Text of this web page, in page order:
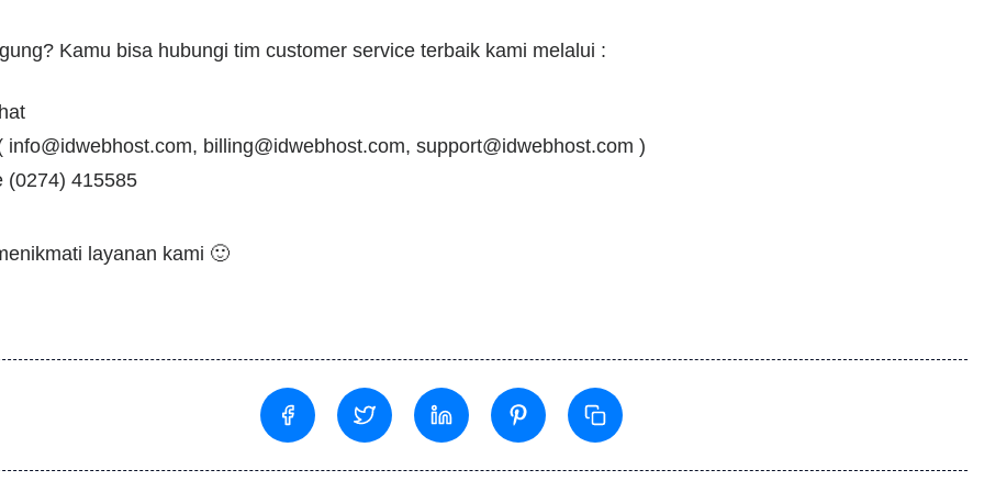
Kamu bisa hubungi tim customer service terbaik kami melalui :
info@idwebhost.com, billing@idwebhost.com, support@idwebhost.com )
(0274) 415585
layanan kami 🙂